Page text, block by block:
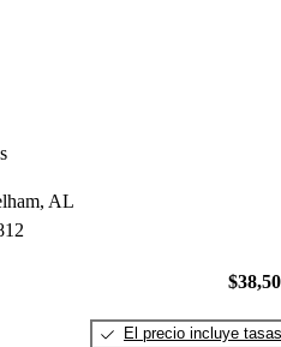
AL
El precio incluye tasas